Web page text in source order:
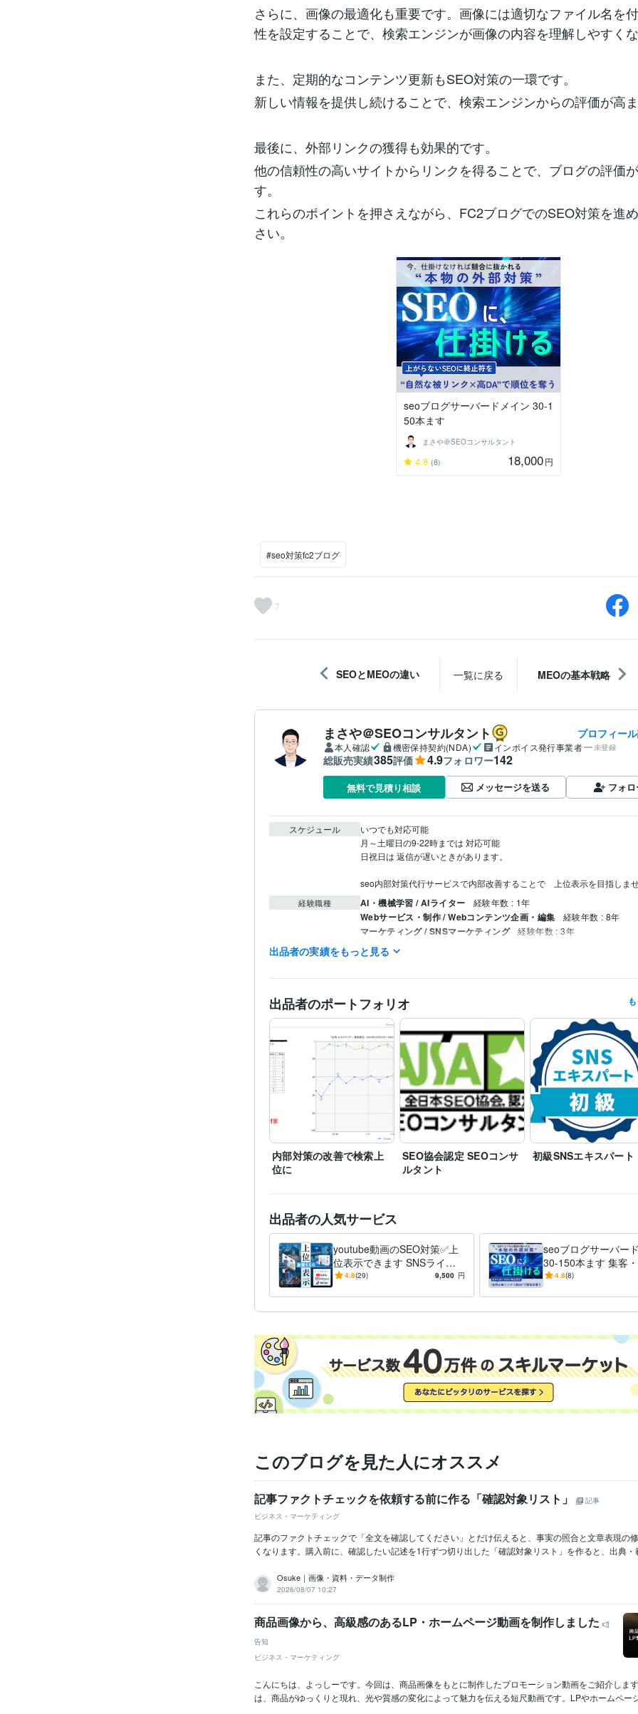
さらに、画像の最適化も重要です。画像には適切なファイル名を
性を設定することで、検索エンジンが画像の内容を理解しやすくな
また、定期的なコンテンツ更新もSEO対策の一環です。
新しい情報を提供し続けることで、検索エンジンからの評価が高ま
最後に、外部リンクの獲得も効果的です。
他の信頼性の高いサイトからリンクを得ることで、ブログの評価
す。
これらのポイントを押さえながら、FC2ブログでのSEO対策を進
さい。
seoブログサーバードメイン 30-1
50本ます
まさや＠SEOコンサルタント
4.8 (8) 18,000円
#seo対策fc2ブログ
7
SEOとMEOの違い 一覧に戻る MEOの基本戦略
まさや＠SEOコンサルタント プロフィー
本人確認 機密保持契約(NDA) インボイス発行事業者 未登録
総販売実績385評価 4.9フォロワー142
無料で見積り相談 メッセージを送る フォ
スケジュール
いつでも対応可能
月～土曜日の9-22時までは 対応可能
日祝日は 返信が遅いときがあります。
seo内部対策代行サービスで内部改善することで　上位表示を目指しま
経験職種 AI・機械学習 / AIライター 経験年数 : 1年
Webサービス・制作 / Webコンテンツ企画・編集 経験年数 : 8年
マーケティング / SNSマーケティング 経験年数 : 3年
マーケティング / コンテンツマーケティング・SEO
受賞歴 中小企業新事業活動促進法承認企業
SNS
ント検定 Googleアナリティクス4講座 WACA
プログラミング言
語・フレームワーク
HTML:8年
ビジネス・クリエイ
ティブツール
WordPress:15年 Excel:15年 Google スプレッドシート:5年Google ス
Google ドキュメント:5年
Word:15年BASE:4年EC-CUBE:10年
カラーミーショップ:10年弥生会計:15年Google Analytics:10年
Google Search Console:15年PageSpeed Insights:4年ChatGPT:1年
Midjourney:0年Bard:0年 DALL-E:0年Painter:10年
得意分野 集客・マーケティング相談 seo内部対策の改善　上位表示 集客 外
グテールキーワード
スモールキーワード
MEO対策 SEO内部対策
出品者の実績をもっと見る
出品者のポートフォリオ
内部対策の改善で検索上
位に
SEO協会認定 SEOコンサ
ルタント
初級SNSエキスパート
出品者の人気サービス
youtube動画のSEO対策✅上
位表示できます SNSライバ
ーにも2500被リンク獲得
4.8(29) 9,500 円
seoブログサーバー
30-150本ます 集客
策｜ホワイトハット
4.8(8)
このブログを見た人にオススメ
記事ファクトチェックを依頼する前に作る「確認対象リスト」
記事
ビジネス・マーケティング
記事のファクトチェックで「全文を確認してください」とだけ伝えると、事実の照合と文章表現の
くなります。購入前に、確認したい記述を1行ずつ切り出した「確認対象リスト」を作ると、出典・
Osuke｜画像・資料・データ制作
2026/08/07 10:27
商品画像から、高級感のあるLP・ホームページ動画を制作しました
告知
ビジネス・マーケティング
こんにちは、よっしーです。今回は、商品画像をもとに制作したプロモーション動画をご紹介しま
は、商品がゆっくりと現れ、光や質感の変化によって魅力を伝える短尺動画です。LPやホームペー